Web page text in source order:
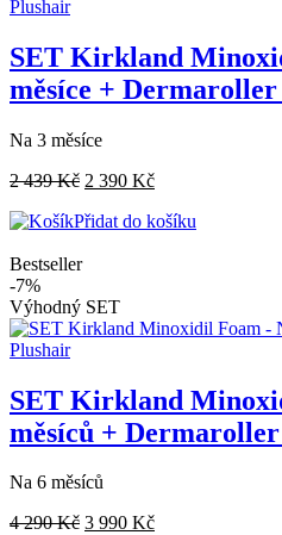
SET Kirkland
měsíce +
Na 3 měsíce
2 439Kč 2 390 Kč
Přidat do košíku
Bestseller
-7%
Výhodný SET
SET Kirkland
měsíců +
Na 6 měsíců
4 290Kč 3 990 Kč